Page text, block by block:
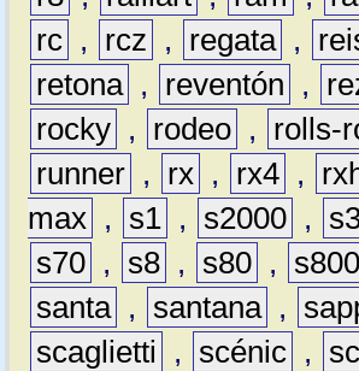
rc , rcz , regata ,
retona , reventón ,
rocky , rodeo , rolls-
runner , rx , rx4 ,
max , s1 , s2000 ,
s70 , s8 , s80 , s800
santa , santana ,
scaglietti
, scénic ,